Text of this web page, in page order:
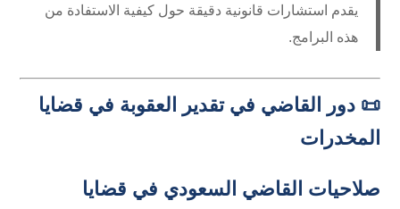
يقدم استشارات قانونية دقيقة حول كيفية الاستفادة من
هذه البرامج.
📜 دور القاضي في تقدير العقوبة في قضايا
المخدرات
صلاحيات القاضي السعودي في قضايا